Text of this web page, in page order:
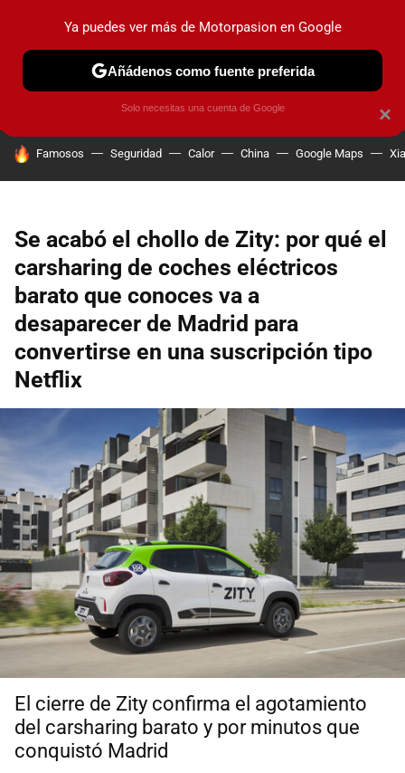
PRUEBAS COCHES ELÉCTRICOS OBSERVATORIO
HOY SE HABLA DE
Famosos Seguridad Calor China Google Maps
Se acabó el chollo de Zity: por qué el
carsharing de coches eléctricos
barato que conoces va a
desaparecer de Madrid para
convertirse en una suscripción tipo
Netflix
El cierre de Zity confirma el agotamiento
del carsharing barato y por minutos que
conquistó Madrid
×
Ya puedes ver más de Motorpasion en Google
Añádenos como fuente preferida
Solo necesitas una cuenta de Google